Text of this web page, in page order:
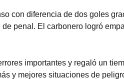
con diferencia de dos goles
de penal. El carbonero logró
importantes y regaló un
y mejores situaciones de